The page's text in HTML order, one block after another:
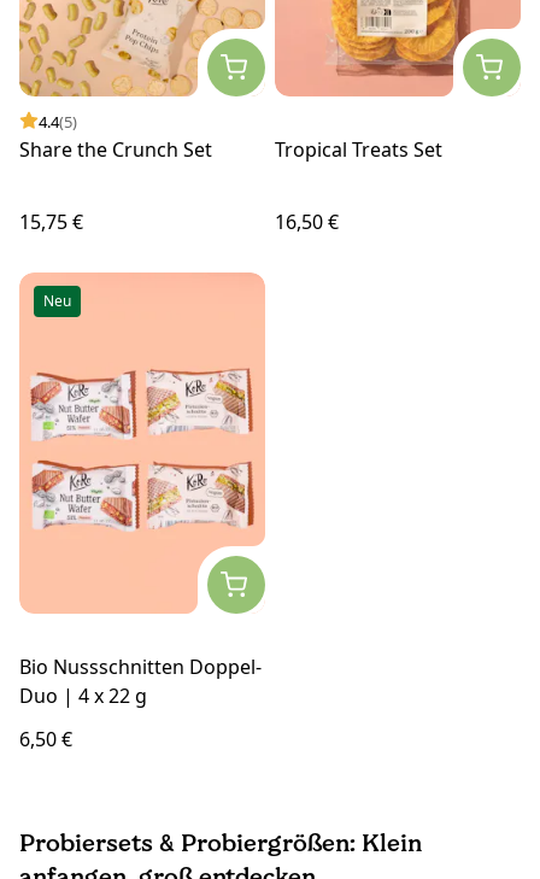
4.4(5)
Share the Crunch Set
15,75 €
Tropical Treats Set
16,50 €
Neu
Bio Nussschnitten Doppel-
Duo | 4 x 22 g
6,50 €
Probiersets & Probiergrößen: Klein